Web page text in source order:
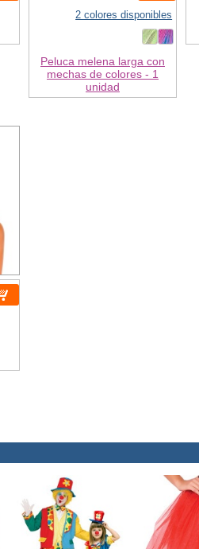
2 colores disponibles
Peluca melena larga con
mechas de colores - 1
unidad